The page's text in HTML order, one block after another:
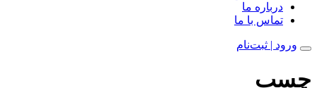
درباره ما
تماس با ما
ورود | ثبت‌نام
چسب